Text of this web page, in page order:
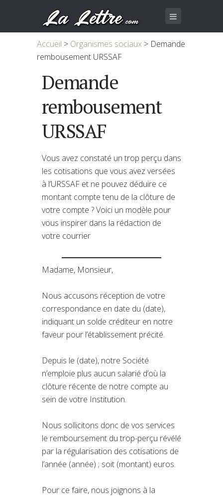
Accueil > Organismes sociaux > Demande
rembousement URSSAF
Demande
rembousement
URSSAF
Vous avez constaté un trop perçu dans
les cotisations que vous avez versées
à l’URSSAF et ne pouvez déduire ce
montant compte tenu de la clôture de
votre compte ? Voici un modèle pour
vous inspirer dans la rédaction de
votre courrier
Madame, Monsieur,
Nous accusons réception de votre
correspondance en date du (date),
indiquant un solde créditeur en notre
faveur pour l’établissement précité.
Depuis le (date), notre Société
n’emploie plus aucun salarié d’où la
clôture récente de notre compte au
sein de votre Institution.
Nous sollicitons donc de vos services
le remboursement du trop-perçu révélé
par la régularisation des cotisations de
l’année (année) ; soit (montant) euros.
Pour ce faire, nous joignons à la